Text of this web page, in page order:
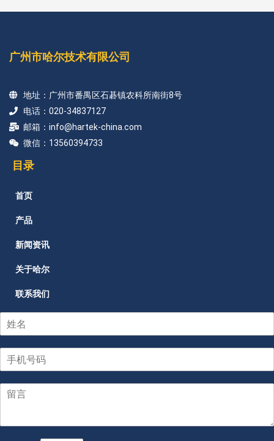
广州市哈尔技术有限公司
地址：广州市番禺区石碁镇农科所南街8号
电话：020-34837127
邮箱：info@hartek-china.com
微信：13560394733
目录
首页
产品
新闻资讯
关于哈尔
联系我们